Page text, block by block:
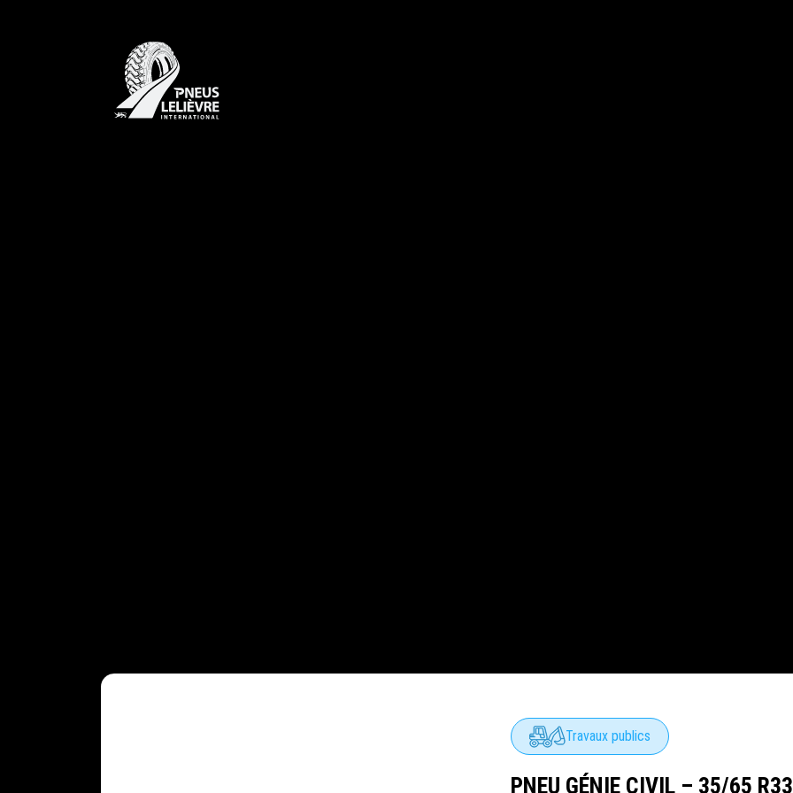
Travaux publics
PNEU GÉNIE CIVIL – 35/65 R33